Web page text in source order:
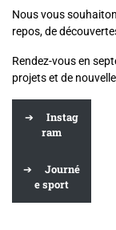
Nous vous
repos, de
Rendez-vous en
projets et de
Instag
ram
Journé
e sport